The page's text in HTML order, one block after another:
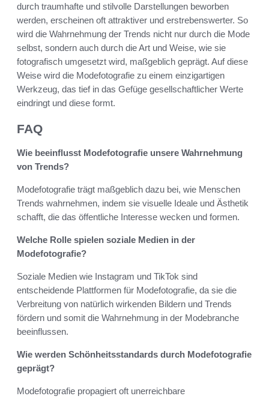
durch traumhafte und stilvolle Darstellungen beworben
werden, erscheinen oft attraktiver und erstrebenswerter. So
wird die Wahrnehmung der Trends nicht nur durch die Mode
selbst, sondern auch durch die Art und Weise, wie sie
fotografisch umgesetzt wird, maßgeblich geprägt. Auf diese
Weise wird die Modefotografie zu einem einzigartigen
Werkzeug, das tief in das Gefüge gesellschaftlicher Werte
eindringt und diese formt.
FAQ
Wie beeinflusst Modefotografie unsere Wahrnehmung
von Trends?
Modefotografie trägt maßgeblich dazu bei, wie Menschen
Trends wahrnehmen, indem sie visuelle Ideale und Ästhetik
schafft, die das öffentliche Interesse wecken und formen.
Welche Rolle spielen soziale Medien in der
Modefotografie?
Soziale Medien wie Instagram und TikTok sind
entscheidende Plattformen für Modefotografie, da sie die
Verbreitung von natürlich wirkenden Bildern und Trends
fördern und somit die Wahrnehmung in der Modebranche
beeinflussen.
Wie werden Schönheitsstandards durch Modefotografie
geprägt?
Modefotografie propagiert oft unerreichbare